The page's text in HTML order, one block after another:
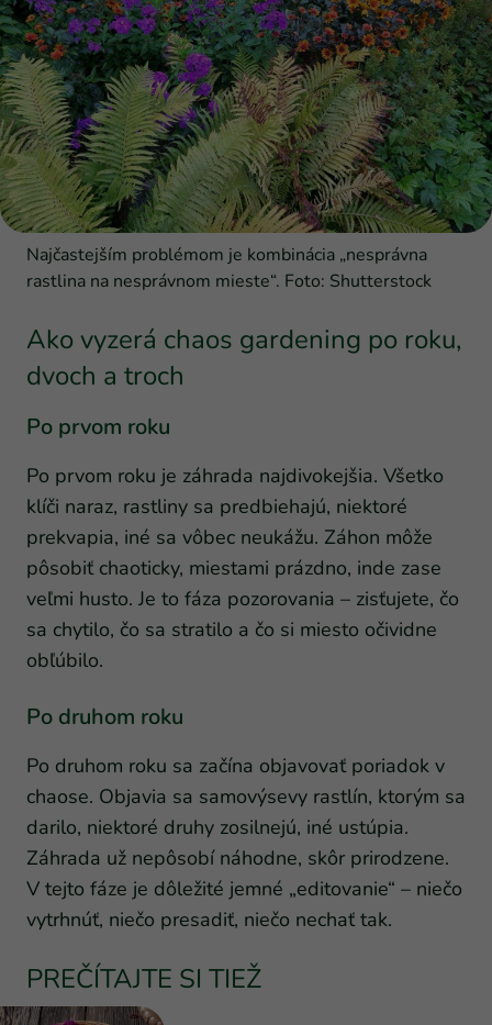
Najčastejším problémom je kombinácia „nesprávna
rastlina na nesprávnom mieste“. Foto: Shutterstock
Ako vyzerá chaos gardening po roku,
dvoch a troch
Po prvom roku
Po prvom roku je záhrada najdivokejšia. Všetko
klíči naraz, rastliny sa predbiehajú, niektoré
prekvapia, iné sa vôbec neukážu. Záhon môže
pôsobiť chaoticky, miestami prázdno, inde zase
veľmi husto. Je to fáza pozorovania – zisťujete, čo
sa chytilo, čo sa stratilo a čo si miesto očividne
obľúbilo.
Po druhom roku
Po druhom roku sa začína objavovať poriadok v
chaose. Objavia sa samovýsevy rastlín, ktorým sa
darilo, niektoré druhy zosilnejú, iné ustúpia.
Záhrada už nepôsobí náhodne, skôr prirodzene.
V tejto fáze je dôležité jemné „editovanie“ – niečo
vytrhnúť, niečo presadiť, niečo nechať tak.
PREČÍTAJTE SI TIEŽ